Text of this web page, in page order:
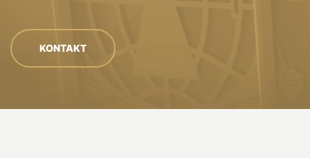
KONTAKT